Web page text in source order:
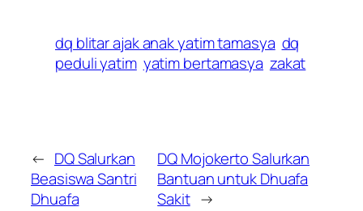
dq blitar ajak anak yatim tamasya dq
peduli yatim yatim bertamasya zakat
← DQ Salurkan
Beasiswa Santri
Dhuafa
DQ Mojokerto Salurkan
Bantuan untuk Dhuafa
Sakit →